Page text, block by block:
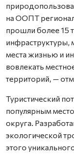
на ООПТ
прошли более 15
инфраструктуры,
места жизнью и
вовлекать
территорий, —
Туристический
популярным
округа.
экологической
этого